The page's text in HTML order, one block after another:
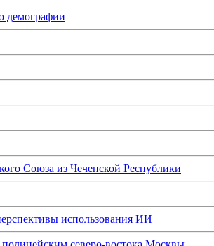
демографии
Союза из Чеченской Республики
использования ИИ